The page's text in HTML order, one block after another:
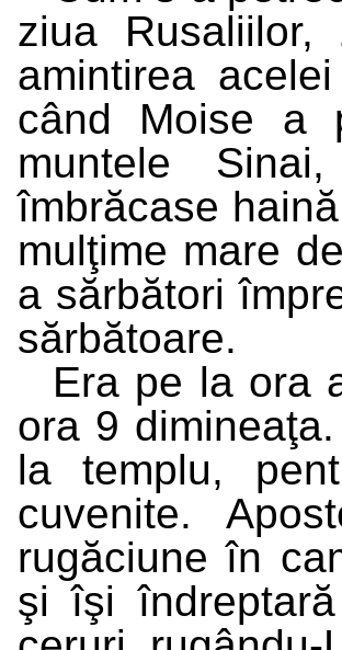
ziua
amintirea
când Moise a
muntele
îmbrăcase
mulţime mare
a sărbători
sărbătoare.
Era pe la ora
ora 9
la templu,
cuvenite.
rugăciune în
şi îşi